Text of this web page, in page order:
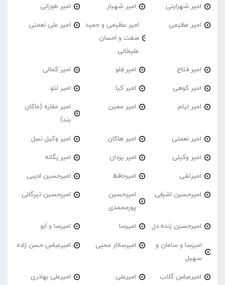
امیر شهراینی امیر شهیار امیر طورانی
امیر عظیمی
امیر عظیمی و حمید
صفت و احسان
علیخانی
امیر علی نعمتی
امیر فتاح امیر فِلو امیر کمالی
امیر کوهی امیر کیا امیر لئو
امیر لیام امیر معین
امیر مقاره (ماکان
بند)
امیر نعمتی امیر هاکان امیر وکیل نسل
امیر وکیلی امیر یزدان امیر یگانه
امیرتقی امیرحافظ امیرحسین ادیبی
امیرحسین اشرفی
امیرحسین
پورمحمدی
امیرحسین تیرگانی
امیرحسین زنده دل امیرسا امیرسا و اَبو
امیرسا و سامان و
سهیل
امیرسالار محبی امیرعباس حسن زاده
امیرعباس گلاب امیرعلی امیرعلی بهادری